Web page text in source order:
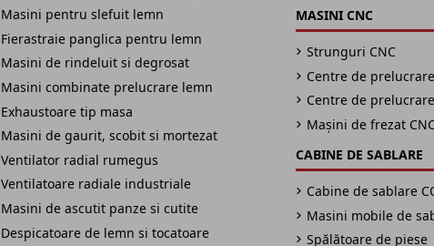
Masini pentru slefuit lemn
Fierastraie panglica pentru lemn
Masini de rindeluit si degrosat
Masini combinate prelucrare lemn
Exhaustoare tip masa
Masini de gaurit, scobit si mortezat
Ventilator radial rumegus
Ventilatoare radiale industriale
Masini de ascutit panze si cutite
Despicatoare de lemn si tocatoare
MASINI CNC
Strunguri CNC
Centre de
Centre de
Mașini de frezat
CABINE DE SABLARE
Cabine de sablare
Masini mobile de
Spălătoare de piese